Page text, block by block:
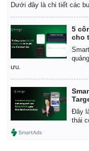
Dưới đây là chi tiết các
5
cho
ưu.
Đây
thái